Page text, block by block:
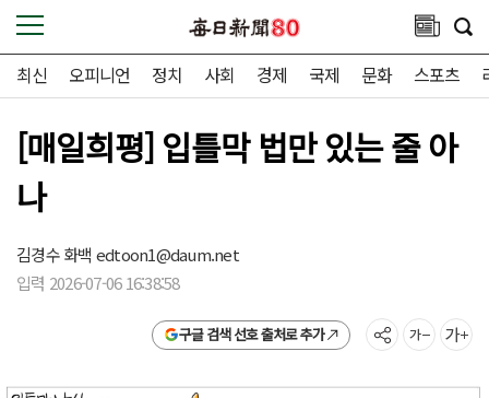
최신 오피니언 정치 사회 경제 국제 문화 스포츠
[매일희평] 입틀막 법만 있는 줄 아
나
김경수 화백 edtoon1@daum.net
입력 2026-07-06 16:38:58
구글 검색 선호 출처로 추가